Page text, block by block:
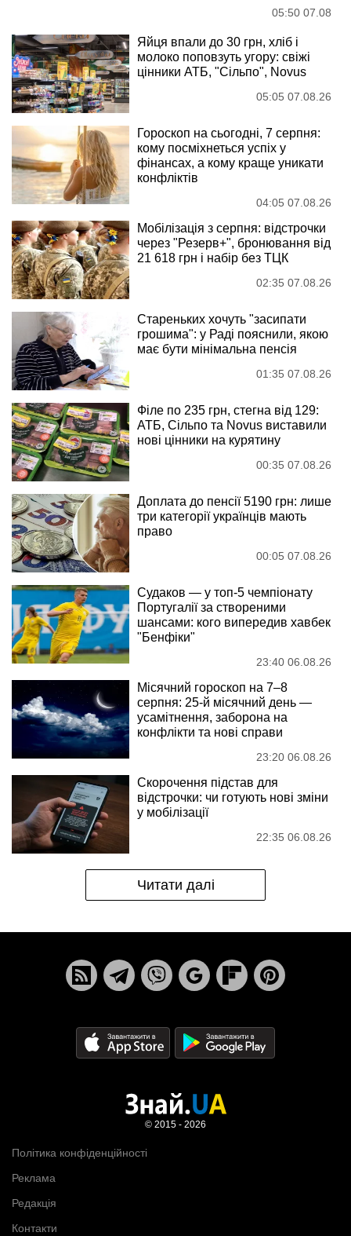
05:50 07.08
Яйця впали до 30 грн, хліб і
молоко поповзуть угору: свіжі
цінники АТБ, "Сільпо", Novus
05:05 07.08.26
Гороскоп на сьогодні, 7 серпня:
кому посміхнеться успіх у
фінансах, а кому краще уникати
конфліктів
04:05 07.08.26
Мобілізація з серпня: відстрочки
через "Резерв+", бронювання від
21 618 грн і набір без ТЦК
02:35 07.08.26
Стареньких хочуть "засипати
грошима": у Раді пояснили, якою
має бути мінімальна пенсія
01:35 07.08.26
Філе по 235 грн, стегна від 129:
АТБ, Сільпо та Novus виставили
нові цінники на курятину
00:35 07.08.26
Доплата до пенсії 5190 грн: лише
три категорії українців мають
право
00:05 07.08.26
Судаков — у топ-5 чемпіонату
Португалії за створеними
шансами: кого випередив хавбек
"Бенфіки"
23:40 06.08.26
Місячний гороскоп на 7–8
серпня: 25-й місячний день —
усамітнення, заборона на
конфлікти та нові справи
23:20 06.08.26
Скорочення підстав для
відстрочки: чи готують нові зміни
у мобілізації
22:35 06.08.26
Читати далі
Політика конфіденційності
Реклама
Редакція
Контакти
© 2015 - 2026